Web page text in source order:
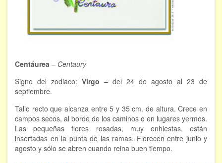
Bioenergía Cuántica Evolutiva
Limpieza de las energías - - Próximamente TALLER
PRÁCTICO
NOTICIAS Y ENTREVISTAS
TERAPIAS
Aura y energías. Limpieza
Centáurea – Centaury
Signo del zodiaco: Virgo – del 24 de agosto al 23 de
septiembre.
Tallo recto que alcanza entre 5 y 35 cm. de altura. Crece en
campos secos, al borde de los caminos o en lugares yermos.
Las pequeñas flores rosadas, muy enhiestas, están
insertadas en la punta de las ramas. Florecen entre junio y
agosto y sólo se abren cuando reina buen tiempo.